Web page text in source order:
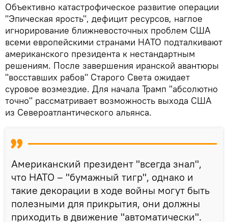
Объективно катастрофическое развитие операции
"Эпическая ярость", дефицит ресурсов, наглое
игнорирование ближневосточных проблем США
всеми европейскими странами НАТО подталкивают
американского президента к нестандартным
решениям. После завершения иранской авантюры
"восставших рабов" Старого Света ожидает
суровое возмездие. Для начала Трамп "абсолютно
точно" рассматривает возможность выхода США
из Североатлантического альянса.
Американский президент "всегда знал",
что НАТО – "бумажный тигр", однако и
такие декорации в ходе войны могут быть
полезными для прикрытия, они должны
приходить в движение "автоматически".